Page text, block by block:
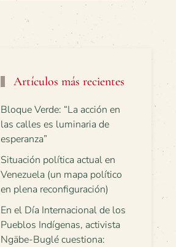
Artículos más recientes
Bloque Verde: “La acción en
las calles es luminaria de
esperanza”
Situación política actual en
Venezuela (un mapa político
en plena reconfiguración)
En el Día Internacional de los
Pueblos Indígenas, activista
Ngäbe-Buglé cuestiona: